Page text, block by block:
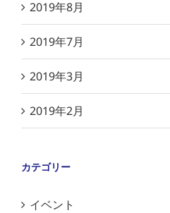
2019年8月
2019年7月
2019年3月
2019年2月
カテゴリー
イベント